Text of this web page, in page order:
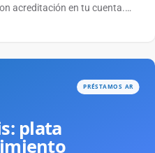
acreditación en tu cuenta.